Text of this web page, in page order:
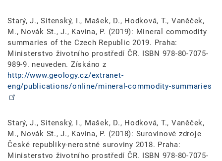
Starý, J., Sitenský, I., Mašek, D., Hodková, T., Vaněček,
M., Novák St., J., Kavina, P. (2019): Mineral commodity
summaries of the Czech Republic 2019. Praha:
Ministerstvo životního prostředí ČR. ISBN 978-80-7075-
989-9. neuveden. Získáno z
http://www.geology.cz/extranet-
eng/publications/online/mineral-commodity-summaries
Starý, J., Sitenský, I., Mašek, D., Hodková, T., Vaněček,
M., Novák St., J., Kavina, P. (2018): Surovinové zdroje
České republiky-nerostné suroviny 2018. Praha:
Ministerstvo životního prostředí ČR. ISBN 978-80-7075-